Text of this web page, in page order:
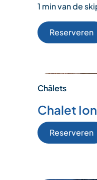
1 min van de
Reserveren
Châlets
Chalet
Reserveren